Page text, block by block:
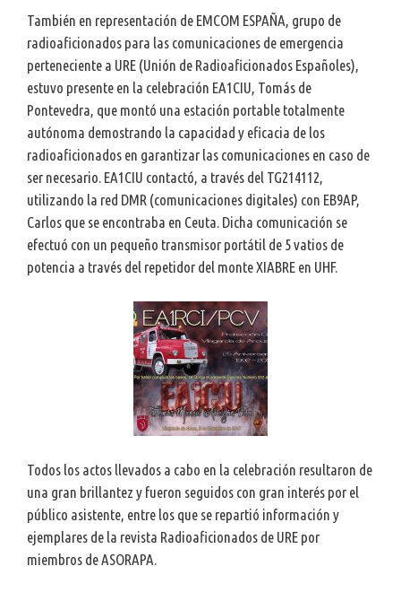
También en representación de EMCOM ESPAÑA, grupo de
radioaficionados para las comunicaciones de emergencia
perteneciente a URE (Unión de Radioaficionados Españoles),
estuvo presente en la celebración EA1CIU, Tomás de
Pontevedra, que montó una estación portable totalmente
autónoma demostrando la capacidad y eficacia de los
radioaficionados en garantizar las comunicaciones en caso de
ser necesario. EA1CIU contactó, a través del TG214112,
utilizando la red DMR (comunicaciones digitales) con EB9AP,
Carlos que se encontraba en Ceuta. Dicha comunicación se
efectuó con un pequeño transmisor portátil de 5 vatios de
potencia a través del repetidor del monte XIABRE en UHF.
Todos los actos llevados a cabo en la celebración resultaron de
una gran brillantez y fueron seguidos con gran interés por el
público asistente, entre los que se repartió información y
ejemplares de la revista Radioaficionados de URE por
miembros de ASORAPA.